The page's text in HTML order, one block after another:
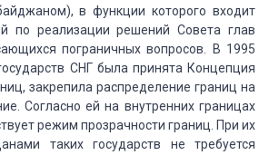
в функции которого входит
по реализации решений Совета глав
пограничных вопросов.
В 1995
СНГ была принята Концепция
закрепила распределение границ на
Согласно ей на внутренних границах
режим прозрачности границ. При их
таких государств не требуется